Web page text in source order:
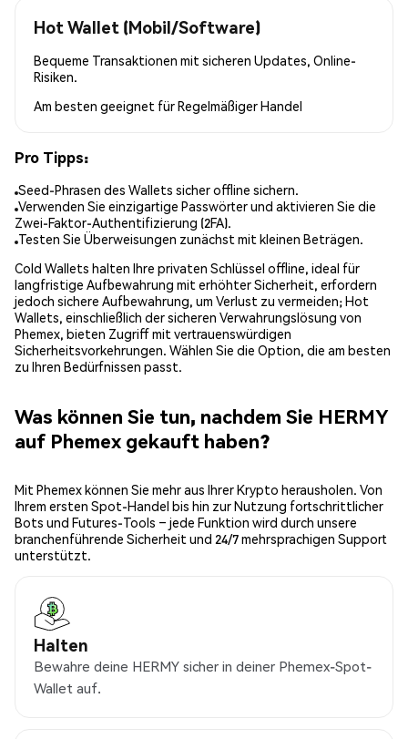
Hot Wallet (Mobil/Software)
Bequeme Transaktionen mit sicheren Updates, Online-
Risiken.
Am besten geeignet fürRegelmäßiger Handel
Pro Tipps:
Seed-Phrasen des Wallets sicher offline sichern.
Verwenden Sie einzigartige Passwörter und aktivieren Sie die
Zwei-Faktor-Authentifizierung (2FA).
Testen Sie Überweisungen zunächst mit kleinen Beträgen.
Cold Wallets halten Ihre privaten Schlüssel offline, ideal für
langfristige Aufbewahrung mit erhöhter Sicherheit, erfordern
jedoch sichere Aufbewahrung, um Verlust zu vermeiden; Hot
Wallets, einschließlich der sicheren Verwahrungslösung von
Phemex, bieten Zugriff mit vertrauenswürdigen
Sicherheitsvorkehrungen. Wählen Sie die Option, die am besten
zu Ihren Bedürfnissen passt.
Was können Sie tun, nachdem Sie HERMY
auf Phemex gekauft haben?
Mit Phemex können Sie mehr aus Ihrer Krypto herausholen. Von
Ihrem ersten Spot-Handel bis hin zur Nutzung fortschrittlicher
Bots und Futures-Tools – jede Funktion wird durch unsere
branchenführende Sicherheit und 24/7 mehrsprachigen Support
unterstützt.
Halten
Bewahre deine HERMY sicher in deiner Phemex-Spot-
Wallet auf.